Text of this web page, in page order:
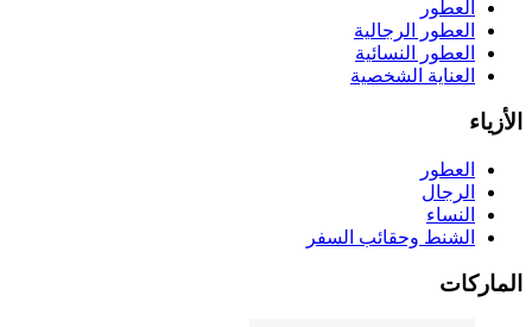
العطور
العطور الرجالية
العطور النسائية
العناية الشخصية
الأزياء
العطور
الرجال
النساء
الشنط وحقائب السفر
الماركات